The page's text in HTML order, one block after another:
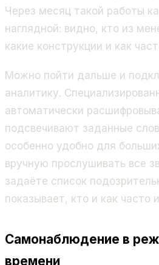
Через месяц такой работы
наглядной: видно, кто из
какие конструкции и как
Можно пойти дальше и
аналитику.
автоматически
подсвечивают заданные
особенно удобно для
вручную прослушивать все
задаёте список
показывает, кто и как часто
Самонаблюдение в
времени